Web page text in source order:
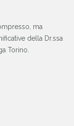
ma
della Dr.ssa
Torino.